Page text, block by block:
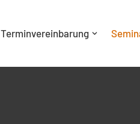
Terminvereinbarung